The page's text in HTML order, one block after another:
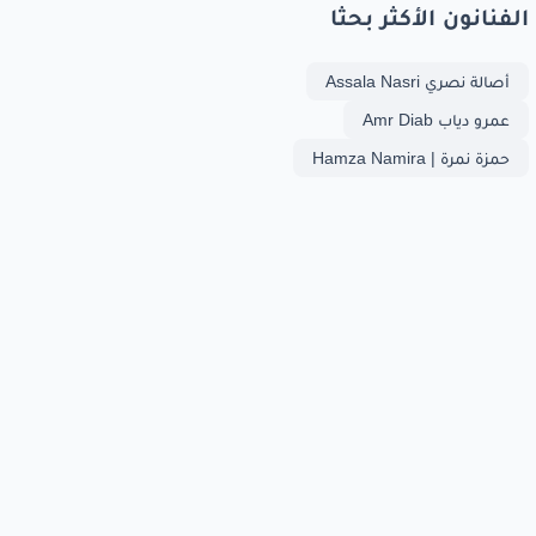
الفنانون الأكثر بحثا
أصالة نصري Assala Nasri
عمرو دياب Amr Diab
حمزة نمرة | Hamza Namira